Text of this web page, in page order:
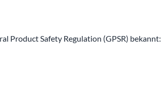
Product Safety Regulation (GPSR) bekannt: